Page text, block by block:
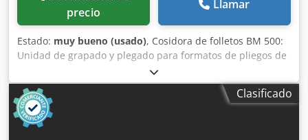
precio
Llamar
Estado: muy bueno (usado), Cosidora de folletos BM 500:
Unidad de grapado y plegado para formatos de pliegos de
206 x 210 mm (mín.) hasta 320 x 620 mm (máx.). Procesa
hasta 50 hojas. Dos cabezales de grapado de alta calidad
(5.000 grapas por cargador) para garantizar una calidad
constante. Incluye recortadora y unidad de alimentación
de pliegos con descarga eléctrica. Csdpfozrh Ukex Ah Horf
Clasificado